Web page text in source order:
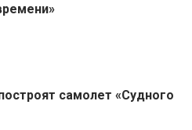
самолет «Судного